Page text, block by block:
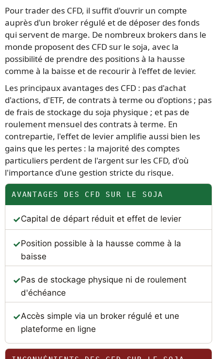
Pour trader des CFD, il suffit d'ouvrir un compte
auprès d'un broker régulé et de déposer des fonds
qui servent de marge. De nombreux brokers dans le
monde proposent des CFD sur le soja, avec la
possibilité de prendre des positions à la hausse
comme à la baisse et de recourir à l'effet de levier.
Les principaux avantages des CFD : pas d'achat
d'actions, d'ETF, de contrats à terme ou d'options ; pas
de frais de stockage du soja physique ; et pas de
roulement mensuel des contrats à terme. En
contrepartie, l'effet de levier amplifie aussi bien les
gains que les pertes : la majorité des comptes
particuliers perdent de l'argent sur les CFD, d'où
l'importance d'une gestion stricte du risque.
AVANTAGES DES CFD SUR LE SOJA
Capital de départ réduit et effet de levier
Position possible à la hausse comme à la
baisse
Pas de stockage physique ni de roulement
d'échéance
Accès simple via un broker régulé et une
plateforme en ligne